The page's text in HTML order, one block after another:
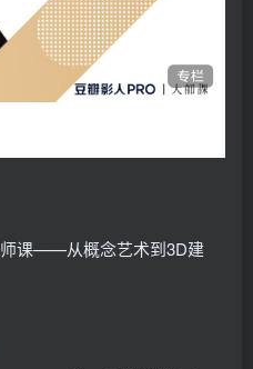
师课——从概念艺术到3D建